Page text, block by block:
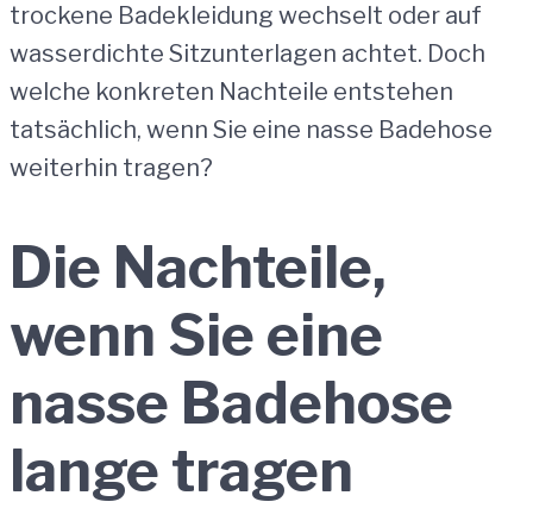
trockene Badekleidung wechselt oder auf
wasserdichte Sitzunterlagen achtet. Doch
welche konkreten Nachteile entstehen
tatsächlich, wenn Sie eine nasse Badehose
weiterhin tragen?
Die Nachteile,
wenn Sie eine
nasse Badehose
lange tragen